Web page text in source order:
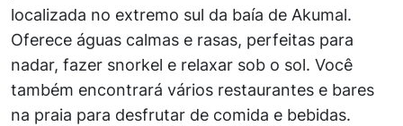
localizada no extremo sul da baía de Akumal.
Oferece águas calmas e rasas, perfeitas para
nadar, fazer snorkel e relaxar sob o sol. Você
também encontrará vários restaurantes e bares
na praia para desfrutar de comida e bebidas.